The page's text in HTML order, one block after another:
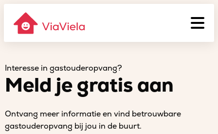
Interesse in gastouderopvang?
Meld je gratis aan
Ontvang meer informatie en vind betrouwbare
gastouderopvang bij jou in de buurt.